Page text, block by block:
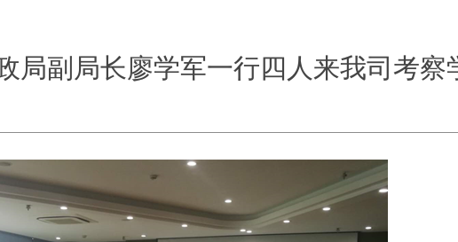
局副局长廖学军一行四人来我司考察